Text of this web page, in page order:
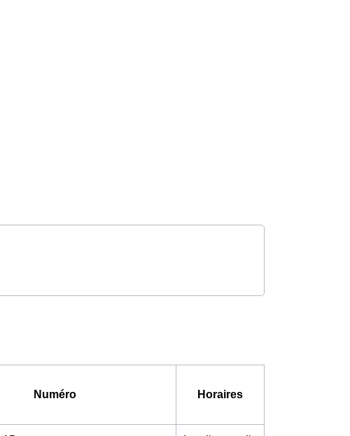
Numéro Horaires